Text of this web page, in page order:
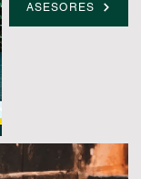
ASESORES